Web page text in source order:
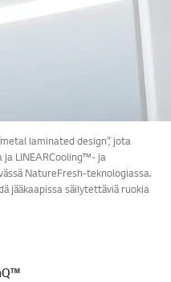
laminated design”, jota
ja LINEARCooling™- ja
NatureFresh-teknologiassa.
jääkaapissa säilytettäviä ruokia